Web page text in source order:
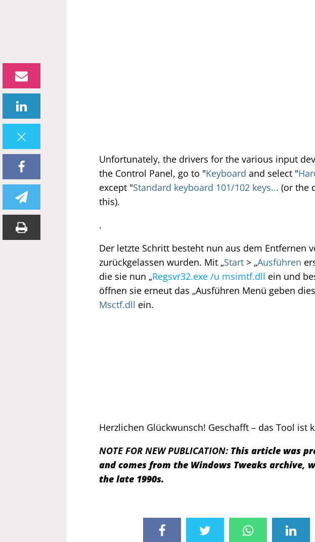
Unfortunately, the drivers for the various input
the Control Panel, go to "Keyboard and select "
except "Standard keyboard 101/102 keys... (or the
this).
.
Der letzte Schritt besteht nun aus dem Entfernen
zurückgelassen wurden. Mit „Start > „Ausführen
die sie nun „Regsvr32.exe /u msimtf.dll ein und
öffnen sie erneut das „Ausführen Menü geben
Msctf.dll ein.
Herzlichen Glückwunsch! Geschafft – das Tool ist
NOTE FOR NEW PUBLICATION: This article was
and comes from the Windows Tweaks archive,
the late 1990s.